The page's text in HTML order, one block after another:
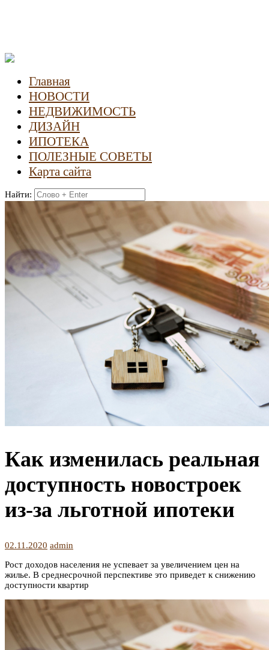
Главная
НОВОСТИ
НЕДВИЖИМОСТЬ
ДИЗАЙН
ИПОТЕКА
ПОЛЕЗНЫЕ СОВЕТЫ
Карта сайта
Найти:
Как изменилась реальная
доступность новостроек
из-за льготной ипотеки
02.11.2020 admin
Рост доходов населения не успевает за увеличением цен на
жилье. В среднесрочной перспективе это приведет к снижению
доступности квартир